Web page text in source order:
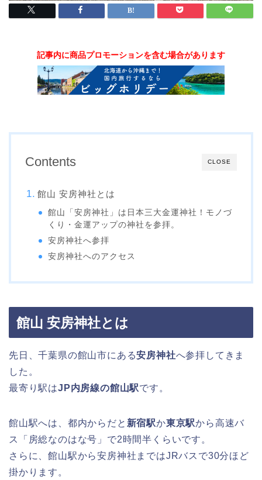
記事内に商品プロモーションを含む場合があります
CLOSE
Contents
館山 安房神社とは
館山「安房神社」は日本三大金運神社！モノづ
くり・金運アップの神社を参拝。
安房神社へ参拝
安房神社へのアクセス
館山 安房神社とは
先日、千葉県の館山市にある安房神社へ参拝してきま
した。
最寄り駅はJP内房線の館山駅です。
館山駅へは、都内からだと 新宿駅か東京駅から高速バ
ス「房総なのはな号」で2時間半くらいです。
さらに、館山駅から安房神社まではJRバスで30分ほど
掛かります。